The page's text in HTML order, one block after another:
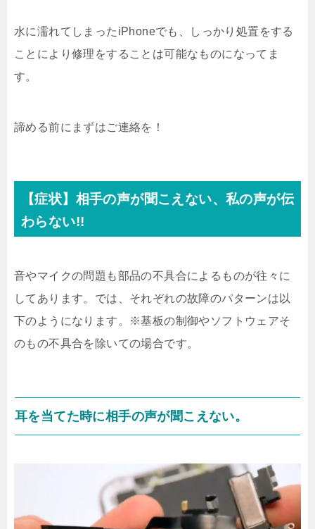
水に濡れてしまったiPhoneでも、しっかり処置をする
ことにより修理をすることは可能なものになってま
す。
諦める前にまずはご連絡を！
【症状】相手の声が聞こえない、私の声が伝
わらない!!
音やマイクの問題も部品の不具合によるものが往々に
してあります。では、それぞれの故障のパターンは以
下のようになります。※基板の制御やソフトウェアそ
のもの不具合を除いての場合です。
耳を当てた時に相手の声が聞こえない。